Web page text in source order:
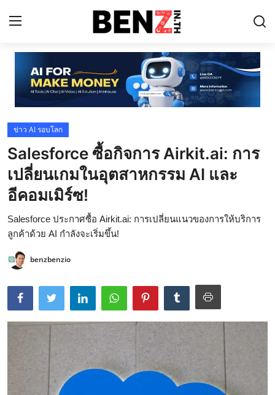
Home
Contact
AI Tools
ChatGPT Prompts
ข่าว AI รอบโลก
ThaiGPT Builder
คอร์สเรียน ChatGPT
ข่าว AI รอบโลก
Salesforce ซื้อกิจการ Airkit.ai: การ
เปลี่ยนเกมในอุตสาหกรรม AI และ
อีคอมเมิร์ซ!
Salesforce ประกาศซื้อ Airkit.ai: การเปลี่ยนแนวของการให้บริการ
ลูกค้าด้วย AI กำลังจะเริ่มขึ้น!
benzbenzio